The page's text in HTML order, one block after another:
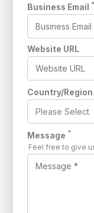
Business Email *
Website URL
Country/Region
Message *
Feel free to give